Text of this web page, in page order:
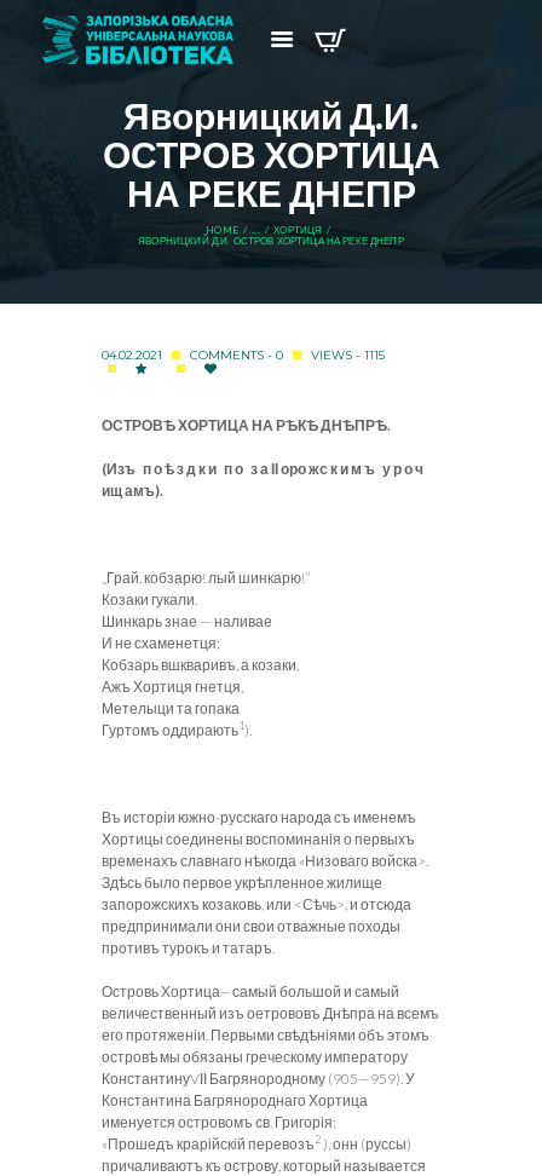
Яворницкий Д.И.
ОСТРОВ ХОРТИЦА
НА РЕКЕ ДНЕПР
HOME ...
ХОРТИЦЯ
ЯВОРНИЦКИЙ Д.И. ОСТРОВ ХОРТИЦА НА РЕКЕ ДНЕПР
04.02.2021 COMMENTS - 0 VIEWS - 1115
ОСТРОВѢХОРТИЦА НА РѢКѢДНѢПРѢ.
(Изъ п оѣз д к и п о з а ІІ оро жс к и м ъ у р о ч
ищ амъ).
„Грай, кобзарю! лый шинкарю!”
Козаки гукали.
Шинкарь знае — наливае
И не схаменетця;
Кобзарь вшкваривъ, а козаки,
Ажъ Хортиця гнетця,
Метелыци та гопака
Гуртомъ оддирають1).
Въ исторіи южно-русскаго народа съ именемъ
Хортицы соединены воспоминанія о первыхъ
временахъ славнаго нѣкогда «Низоваго войска>.
Здѣсь было первое укрѣпленное жилище
запорожскихъ козаковь, или <Сѣчь>, и отсюда
предпринимали они свои отважные походы
противъ турокъ и татаръ.
Островь Хортица—самый большой и самый
величественный изъ оетрововъ Днѣпра на всемъ
его протяженіи. Первыми свѣдѣніями объ этомъ
островѣ мы обязаны греческому императору
КонстантинуVІІ Багрянородному (905—959). У
Константина Багрянороднаго Хортица
именуется островомъ св. Григорія:
«Прошедъ крарійскій перевозъ2 ), онн (руссы)
причаливаютъ къ острову, который называется